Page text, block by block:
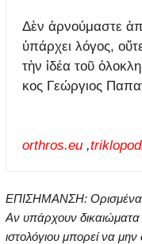
Δὲν ἀρνούμαστε
ὑπάρχει λόγος,
τὴν ἰδέα τοῦ
κος Γεώργιος
orthros.eu,
ΕΠΙΣΗΜΑΝΣΗ: Ορισμένα
Αν υπάρχουν δικαιώματα
ιστολόγιου μπορεί να